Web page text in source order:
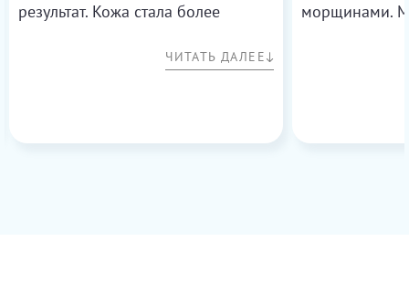
результат. Кожа стала более
овал в области подбородка.
ЧИТАТЬ ДАЛЕЕ
морщинами.
нг выпросила)